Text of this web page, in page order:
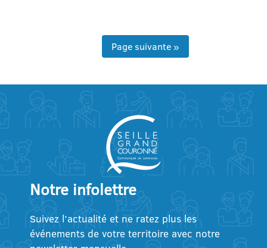
Page suivante »
Notre infolettre
Suivez l’actualité et ne ratez plus les
événements de votre territoire avec notre